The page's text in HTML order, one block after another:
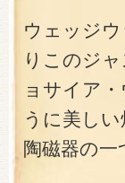
ウェッジ
りこのジ
ョサイア
うに美し
陶磁器の一